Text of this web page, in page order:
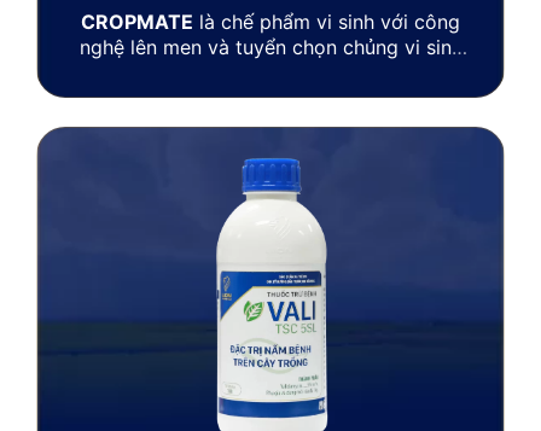
CROPMATE là chế phẩm vi sinh với công
nghệ lên men và tuyển chọn chủng vi sinh
kháng nấm bệnh và tăng cường hệ vi sinh
vật có lợi có trong đất.